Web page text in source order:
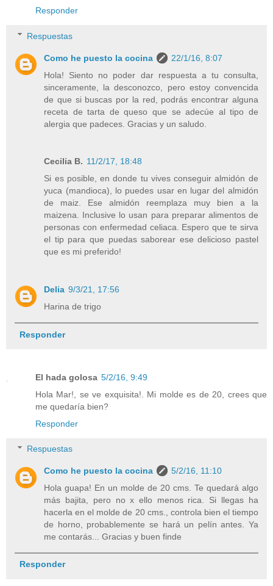
Responder
Respuestas
Como he puesto la cocina
22/1/16, 8:07
Hola! Siento no poder dar respuesta a tu consulta,
sinceramente, la desconozco, pero estoy convencida
de que si buscas por la red, podrás encontrar alguna
receta de tarta de queso que se adecúe al tipo de
alergia que padeces. Gracias y un saludo.
Cecilia B. 11/2/17, 18:48
Si es posible, en donde tu vives conseguir almidón de
yuca (mandioca), lo puedes usar en lugar del almidón
de maiz. Ese almidón reemplaza muy bien a la
maizena. Inclusive lo usan para preparar alimentos de
personas con enfermedad celiaca. Espero que te sirva
el tip para que puedas saborear ese delicioso pastel
que es mi preferido!
Delia 9/3/21, 17:56
Harina de trigo
Responder
El hada golosa 5/2/16, 9:49
Hola Mar!, se ve exquisita!. Mi molde es de 20, crees que
me quedaría bien?
Responder
Respuestas
Como he puesto la cocina
5/2/16, 11:10
Hola guapa! En un molde de 20 cms. Te quedará algo
más bajita, pero no x ello menos rica. Si llegas ha
hacerla en el molde de 20 cms., controla bien el tiempo
de horno, probablemente se hará un pelín antes. Ya
me contarás... Gracias y buen finde
Responder